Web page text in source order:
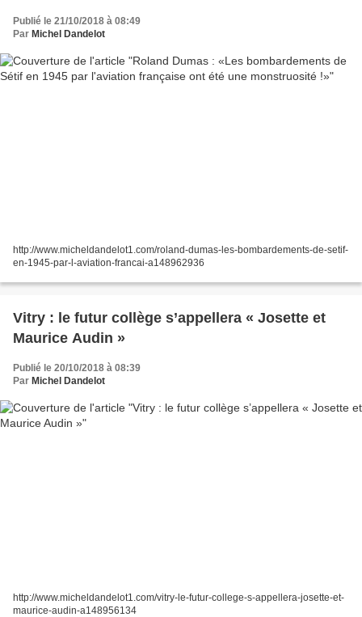
Publié le 21/10/2018 à 08:49
Par Michel Dandelot
http://www.micheldandelot1.com/roland-dumas-les-bombardements-de-setif-
en-1945-par-l-aviation-francai-a148962936
Vitry : le futur collège s’appellera « Josette et
Maurice Audin »
Publié le 20/10/2018 à 08:39
Par Michel Dandelot
http://www.micheldandelot1.com/vitry-le-futur-college-s-appellera-josette-et-
maurice-audin-a148956134